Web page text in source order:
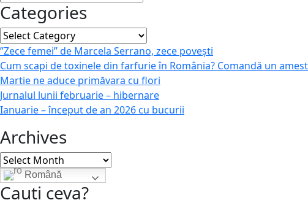
Categories
Categories
”Zece femei” de Marcela Serrano, zece povești
Cum scapi de toxinele din farfurie în România? Comandă un
Martie ne aduce primăvara cu flori
Jurnalul lunii februarie – hibernare
Ianuarie – început de an 2026 cu bucurii
Archives
Archives
Română
Cauti ceva?